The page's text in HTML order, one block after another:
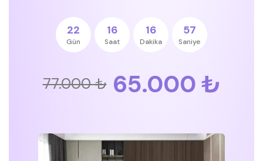
22
Gün
16
Saat
16
Dakika
57
Saniye
77.000 ₺ 65.000 ₺